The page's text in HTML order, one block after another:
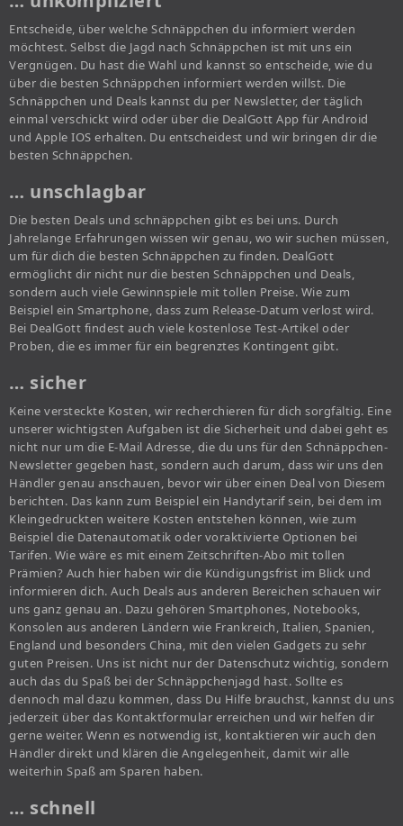
Entscheide, über welche Schnäppchen du informiert werden
möchtest. Selbst die Jagd nach Schnäppchen ist mit uns ein
Vergnügen. Du hast die Wahl und kannst so entscheide, wie du
über die besten Schnäppchen informiert werden willst. Die
Schnäppchen und Deals kannst du per Newsletter, der täglich
einmal verschickt wird oder über die DealGott App für Android
und Apple IOS erhalten. Du entscheidest und wir bringen dir die
besten Schnäppchen.
… unschlagbar
Die besten Deals und schnäppchen gibt es bei uns. Durch
Jahrelange Erfahrungen wissen wir genau, wo wir suchen müssen,
um für dich die besten Schnäppchen zu finden. DealGott
ermöglicht dir nicht nur die besten Schnäppchen und Deals,
sondern auch viele Gewinnspiele mit tollen Preise. Wie zum
Beispiel ein Smartphone, dass zum Release-Datum verlost wird.
Bei DealGott findest auch viele kostenlose Test-Artikel oder
Proben, die es immer für ein begrenztes Kontingent gibt.
… sicher
Keine versteckte Kosten, wir recherchieren für dich sorgfältig. Eine
unserer wichtigsten Aufgaben ist die Sicherheit und dabei geht es
nicht nur um die E-Mail Adresse, die du uns für den Schnäppchen-
Newsletter gegeben hast, sondern auch darum, dass wir uns den
Händler genau anschauen, bevor wir über einen Deal von Diesem
berichten. Das kann zum Beispiel ein Handytarif sein, bei dem im
Kleingedruckten weitere Kosten entstehen können, wie zum
Beispiel die Datenautomatik oder voraktivierte Optionen bei
Tarifen. Wie wäre es mit einem Zeitschriften-Abo mit tollen
Prämien? Auch hier haben wir die Kündigungsfrist im Blick und
informieren dich. Auch Deals aus anderen Bereichen schauen wir
uns ganz genau an. Dazu gehören Smartphones, Notebooks,
Konsolen aus anderen Ländern wie Frankreich, Italien, Spanien,
England und besonders China, mit den vielen Gadgets zu sehr
guten Preisen. Uns ist nicht nur der Datenschutz wichtig, sondern
auch das du Spaß bei der Schnäppchenjagd hast. Sollte es
dennoch mal dazu kommen, dass Du Hilfe brauchst, kannst du uns
jederzeit über das Kontaktformular erreichen und wir helfen dir
gerne weiter. Wenn es notwendig ist, kontaktieren wir auch den
Händler direkt und klären die Angelegenheit, damit wir alle
weiterhin Spaß am Sparen haben.
… schnell